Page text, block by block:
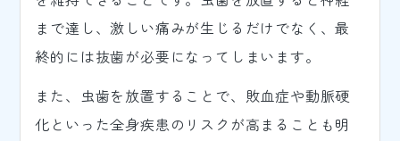
まで達し、激しい痛みが生じるだけでなく、最
終的には抜歯が必要になってしまいます。
また、虫歯を放置することで、敗血症や動脈硬
化といった全身疾患のリスクが高まることも明